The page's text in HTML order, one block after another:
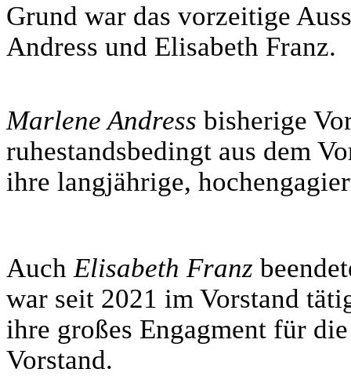
Grund war das vorzeitige
Andress und Elisabeth Franz.
Marlene Andress bisherige
ruhestandsbedingt aus dem
ihre langjährige,
Auch Elisabeth Franz
war seit 2021 im Vorstand
ihre großes Engagment für
Vorstand.